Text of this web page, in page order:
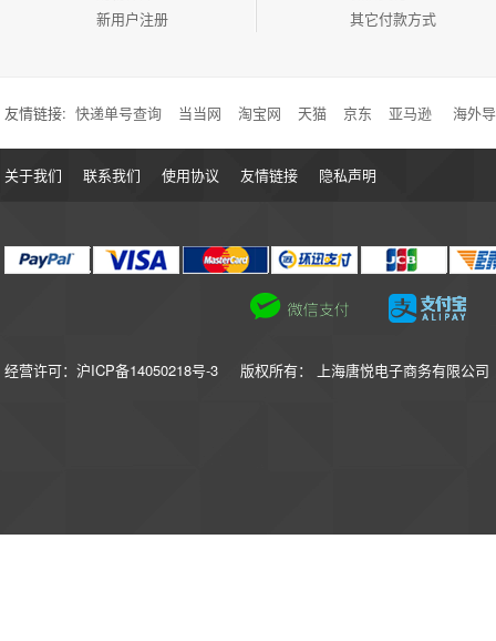
新用户注册
其它付款方式
友情链接: 快递单号查询 当当网 淘宝网 天猫 京东 亚马逊 海外
关于我们 联系我们 使用协议 友情链接 隐私声明
经营许可：沪ICP备14050218号-3 版权所有： 上海唐悦电子商务有限公司